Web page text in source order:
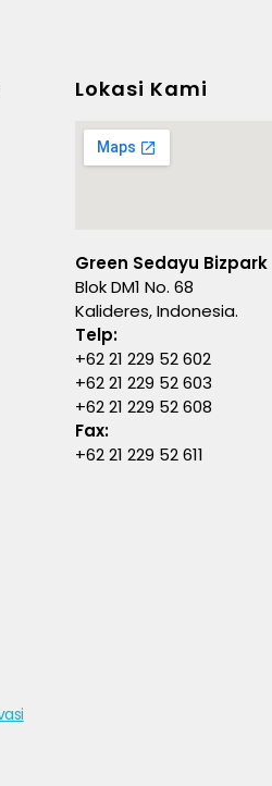
Lokasi Kami
Green Sedayu Bizpark
Blok DM1 No. 68
Kalideres, Indonesia.
Telp:
+62 21 229 52 602
+62 21 229 52 603
+62 21 229 52 608
Fax:
+62 21 229 52 611